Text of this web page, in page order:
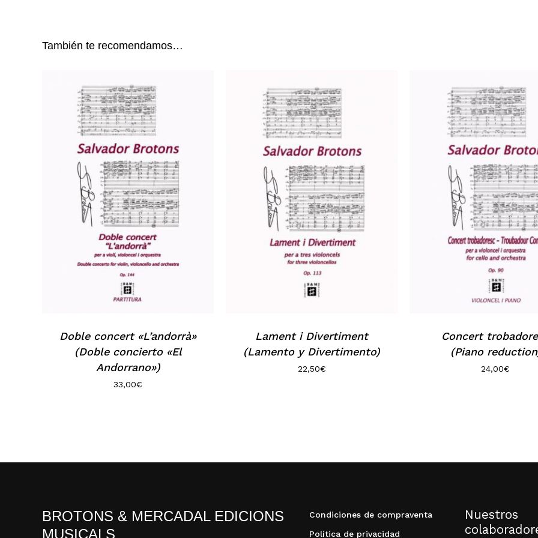
También te recomendamos…
Doble concert «L’andorrà»
(Doble concierto «El
Andorrano»)
33,00€
Lament i Divertiment
(Lamento y Divertimento)
22,50€
Concert
(Piano
24,00€
BROTONS & MERCADAL EDICIONS
MUSICALS
Condiciones de compraventa
Política de privacidad
Nuestros